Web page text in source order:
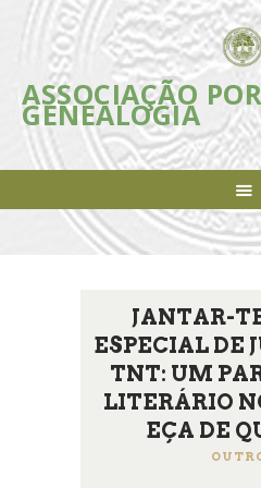
ASSOCIAÇÃO
GENEALOGIA
ASSOCIAÇÃO
Incentivar e apoiar a investigação,
ASSOCIAÇÃO
INICIATIVAS
REVISTA
NOTÍCIAS
FAZER-SE
LIGAÇÕES
CONTACTOS
JANTAR-
ESPECIAL DE
TNT: UM
LITERÁRIO
EÇA DE